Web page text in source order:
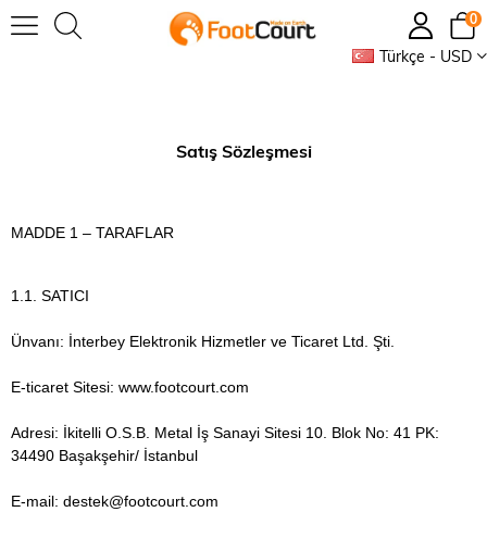
Türkçe - USD
0
Satış Sözleşmesi
MADDE 1 – TARAFLAR
1.1. SATICI
Ünvanı: İnterbey Elektronik Hizmetler ve Ticaret Ltd. Şti.
E-ticaret Sitesi: www.footcourt.com
Adresi: İkitelli O.S.B. Metal İş Sanayi Sitesi 10. Blok No: 41 PK:
34490 Başakşehir/ İstanbul
E-mail: destek@footcourt.com